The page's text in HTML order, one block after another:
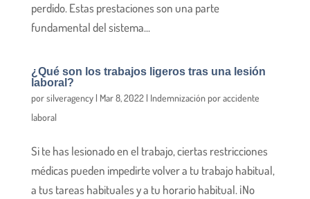
perdido. Estas prestaciones son una parte
fundamental del sistema...
¿Qué son los trabajos ligeros tras una lesión
laboral?
porsilveragency| Mar 8, 2022| Indemnización por accidente
laboral
Si te has lesionado en el trabajo, ciertas restricciones
médicas pueden impedirte volver a tu trabajo habitual,
a tus tareas habituales y a tu horario habitual. ¡No